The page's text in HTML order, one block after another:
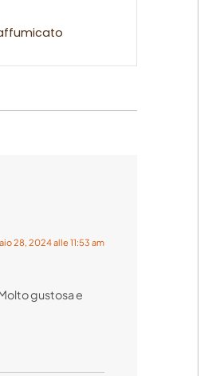
28, 2024 alle 11:53 am
gustosa e